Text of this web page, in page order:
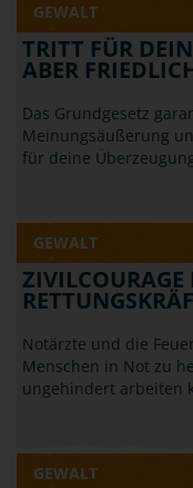
GEWALT
TRITT FÜR
ABER
Das Grundgesetz
Meinungsäußerung
für deine
GEWALT
ZIVILCOURAGE
Notärzte und die
Menschen in Not zu
ungehindert arbeiten
GEWALT